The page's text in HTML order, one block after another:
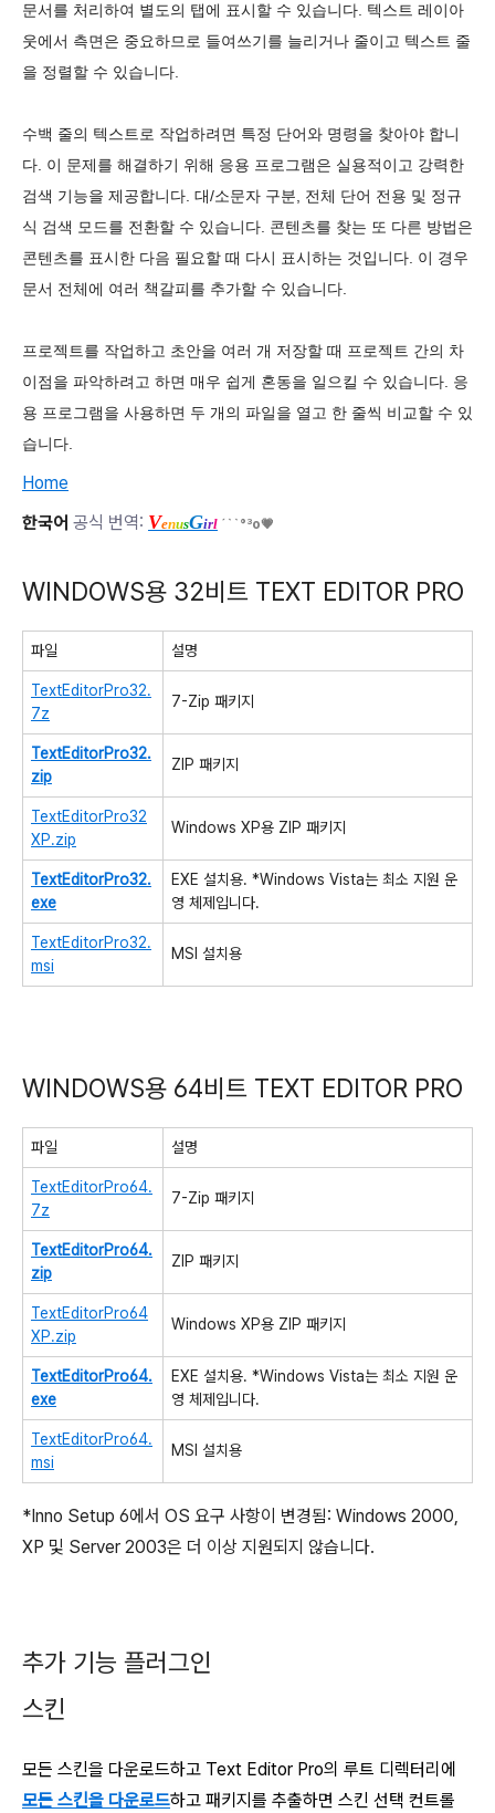
문서를 처리하여 별도의 탭에 표시할 수 있습니다. 텍스트 레이아
웃에서 측면은 중요하므로 들여쓰기를 늘리거나 줄이고 텍스트 줄
을 정렬할 수 있습니다.
수백 줄의 텍스트로 작업하려면 특정 단어와 명령을 찾아야 합니
다. 이 문제를 해결하기 위해 응용 프로그램은 실용적이고 강력한
검색 기능을 제공합니다. 대/소문자 구분, 전체 단어 전용 및 정규
식 검색 모드를 전환할 수 있습니다. 콘텐츠를 찾는 또 다른 방법은
콘텐츠를 표시한 다음 필요할 때 다시 표시하는 것입니다. 이 경우
문서 전체에 여러 책갈피를 추가할 수 있습니다.
프로젝트를 작업하고 초안을 여러 개 저장할 때 프로젝트 간의 차
이점을 파악하려고 하면 매우 쉽게 혼동을 일으킬 수 있습니다. 응
용 프로그램을 사용하면 두 개의 파일을 열고 한 줄씩 비교할 수 있
습니다.
Home
한국어 공식 번역: VenusGirl ´``°³о💗
WINDOWS용 32비트 TEXT EDITOR PRO
파일 설명
TextEditorPro32.
7z
7-Zip 패키지
TextEditorPro32.
zip
ZIP 패키지
TextEditorPro32
XP.zip
Windows XP용 ZIP 패키지
TextEditorPro32.
exe
EXE 설치용. *Windows Vista는 최소 지원 운
영 체제입니다.
TextEditorPro32.
msi
MSI 설치용
WINDOWS용 64비트 TEXT EDITOR PRO
파일 설명
TextEditorPro64.
7z
7-Zip 패키지
TextEditorPro64.
zip
ZIP 패키지
TextEditorPro64
XP.zip
Windows XP용 ZIP 패키지
TextEditorPro64.
exe
EXE 설치용. *Windows Vista는 최소 지원 운
영 체제입니다.
TextEditorPro64.
msi
MSI 설치용
*Inno Setup 6에서 OS 요구 사항이 변경됨: Windows 2000,
XP 및 Server 2003은 더 이상 지원되지 않습니다.
추가 기능 플러그인
스킨
모든 스킨을 다운로드하고 Text Editor Pro의 루트 디렉터리에
모든 스킨을 다운로드하고 패키지를 추출하면 스킨 선택 컨트롤